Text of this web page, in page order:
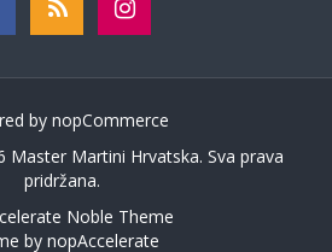
by nopCommerce
Master Martini Hrvatska. Sva prava
pridržana.
Noble Theme
by nopAccelerate